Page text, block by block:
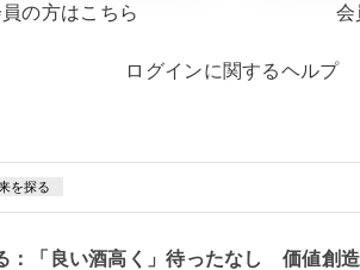
の方はこちら 会
ログインに関するヘルプ
を探る
：「良い酒高く」待ったなし 価値創